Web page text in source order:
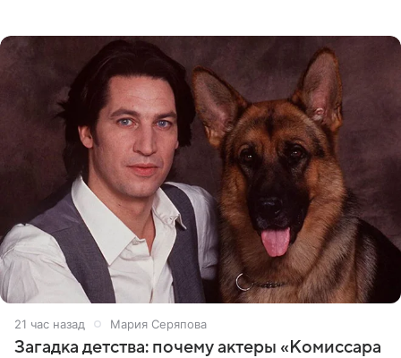
21 час назад Мария Серяпова
Загадка детства: почему актеры «Комиссара